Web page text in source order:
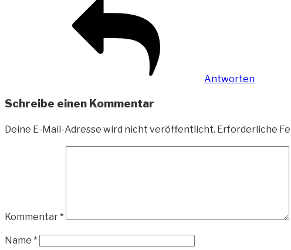
Antworten
Schreibe einen Kommentar
Deine E-Mail-Adresse wird nicht veröffentlicht. Erforderliche
Kommentar*
Name *